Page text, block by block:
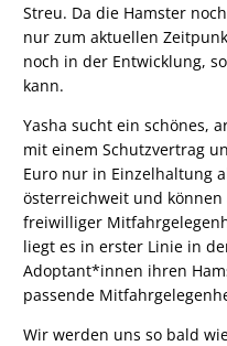
Streu. Da die Hamster
nur zum aktuellen
noch in der Entwicklung,
kann.
Yasha sucht ein schönes,
mit einem Schutzvertrag
Euro nur in Einzelhaltung
österreichweit und
freiwilliger
liegt es in erster Linie in
Adoptant*innen ihren
passende
Wir werden uns so bald